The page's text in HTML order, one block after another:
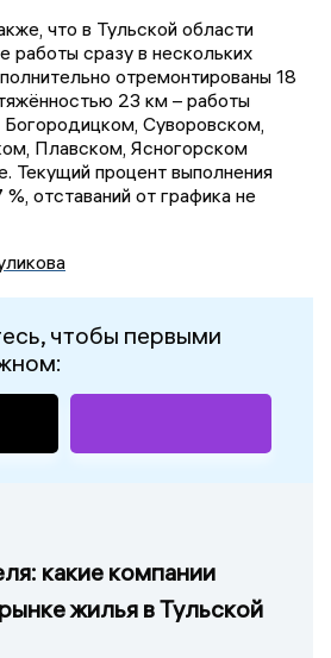
что в Тульской области
работы сразу в нескольких
отремонтированы 18
23 км – работы
Суворовском,
Плавском, Ясногорском
Текущий процент выполнения
отставаний от графика не
чтобы первыми
какие компании
жилья в Тульской